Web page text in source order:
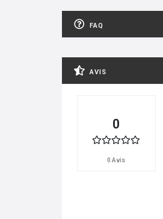
FAQ
AVIS
0
0 Avis